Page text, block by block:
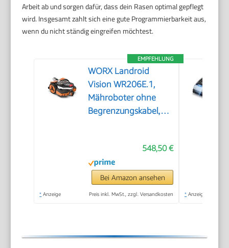
Arbeit ab und sorgen dafür, dass dein Rasen optimal gepflegt
wird. Insgesamt zahlt sich eine gute Programmierbarkeit aus,
wenn du nicht ständig eingreifen möchtest.
EMPFEHLUNG
WORX Landroid
Vision WR206E.1,
Mähroboter ohne
Begrenzungskabel,
548,50 €
Bei Amazon ansehen
* Anzeige Preis inkl. MwSt., zzgl. Versandkosten * Anzeige